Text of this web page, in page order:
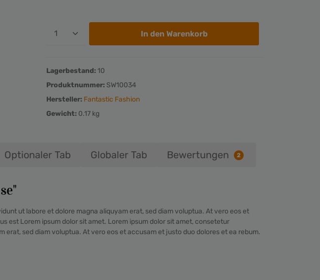
In den Warenkorb
Lagerbestand: 10
Produktnummer: SW10034
Hersteller: Fantastic Fashion
Gewicht: 0.17 kg
Optionaler Tab Globaler Tab Bewertungen 2
ut labore et dolore magna aliquyam erat, sed diam voluptua. At vero eos et
est Lorem ipsum dolor sit amet. Lorem ipsum dolor sit amet, consetetur
sed diam voluptua. At vero eos et accusam et justo duo dolores et ea rebum.